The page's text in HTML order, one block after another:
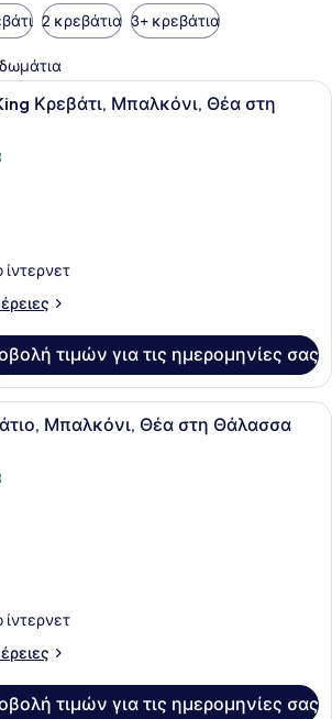
2 κρεβάτια 3+ κρεβάτια
Ένα σύγχρονο δωμάτιο
Κρεβάτι, Μπαλκόνι, Θέα στη
τιμών για τις ημερομηνίες σας
Ένα δωμάτιο ξενοδοχείου με ένα
Μπαλκόνι, Θέα στη Θάλασσα
τιμών για τις ημερομηνίες σας